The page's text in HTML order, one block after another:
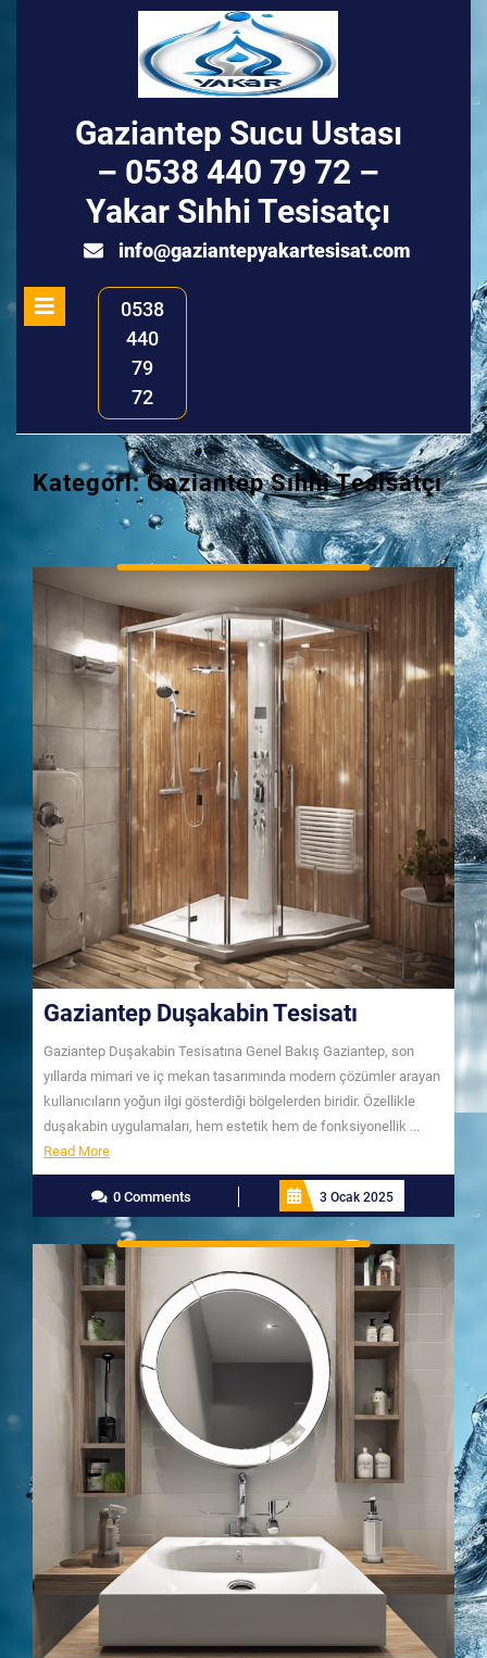
Gaziantep Sucu Ustası
– 0538 440 79 72 –
Yakar Sıhhi Tesisatçı
info@gaziantepyakartesisat.com
Open
0538
440
79
72
Kategori:Gaziantep Sıhhi Tesisatçı
Gaziantep Duşakabin Tesisatı
Gaziantep Duşakabin Tesisatına Genel Bakış Gaziantep, son
yıllarda mimari ve iç mekan tasarımında modern çözümler arayan
kullanıcıların yoğun ilgi gösterdiği bölgelerden biridir. Özellikle
duşakabin uygulamaları, hem estetik hem de fonksiyonellik ...
Read MoreRead
More
0 Comments
3 Ocak 2025